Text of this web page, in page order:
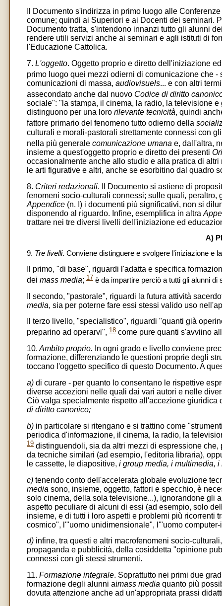
Il Documento s'indirizza in primo luogo alle
comune; quindi ai Superiori e ai Docenti dei seminari.
Documento tratta, s'intendono innanzi tutto gli alunni
rendere utili servizi anche ai seminari e agli istituti di
l'Educazione Cattolica.
7. L'oggetto. Oggetto proprio e diretto dell'iniziazione
primo luogo quei mezzi odierni di comunicazione che -
comunicazioni di massa, audiovisuels... e con altri
assecondato anche dal nuovo Codice di diritto
sociale": "la stampa, il cinema, la radio, la televisione e
distinguono per una loro rilevante tecnicità, quindi
fattore primario del fenomeno tutto odierno della
culturali e morali-pastorali strettamente connessi con
nella più generale comunicazione umana e, dall'altra,
insieme a quest'oggetto proprio e diretto dei presenti
occasionalmente anche allo studio e alla pratica di
le arti figurative e altri, anche se esorbitino dal quadro
8. Criteri redazionali. Il Documento si astiene di
fenomeni socio-culturali connessi; sulle quali,
Appendice (n. I) i documenti più significativi, non si
disponendo al riguardo. Infine, esemplifica in altra
trattare nei tre diversi livelli dell'iniziazione ed
A)
9. Tre livelli. Conviene distinguere e svolgere l'iniziazione e
Il primo, "di base", riguardi l'adatta e specifica
dei mass media; 17 è da impartire perciò a tutti gli alunni
Il secondo, "pastorale", riguardi la futura attività
media, sia per poterne fare essi stessi valido uso
Il terzo livello, "specialistico", riguardi "quanti già
preparino ad operarvi", 18 come pure quanti s'avviino
10. Ambito proprio. In ogni grado e livello conviene
formazione, differenziando le questioni proprie degli
toccano l'oggetto specifico di questo Documento. A
a) di curare - per quanto lo consentano le rispettive
diverse accezioni nelle quali dai vari autori e nelle
Ciò valga specialmente rispetto all'accezione
di diritto canonico;
b) in particolare si ritengano e si trattino come
periodica d'informazione, il cinema, la radio, la
19 distinguendoli, sia da altri mezzi di espressione
da tecniche similari (ad esempio, l'editoria libraria),
le cassette, le diapositive, i group media, i multimedia, i
c) tenendo conto dell'accelerata globale evoluzione
media sono, insieme, oggetto, fattori e specchio, è
solo cinema, della sola televisione...), ignorandone gli
aspetto peculiare di alcuni di essi (ad esempio, solo
insieme, e di tutti i loro aspetti e problemi più
cosmico", l'"uomo unidimensionale", l'"uomo computer-
d) infine, tra questi e altri macrofenomeni socio-
propaganda e pubblicità, della cosiddetta "opinione
connessi con gli stessi strumenti.
11. Formazione integrale. Soprattutto nei primi due
formazione degli alunni aimass media quanto più
dovuta attenzione anche ad un'appropriata prassi